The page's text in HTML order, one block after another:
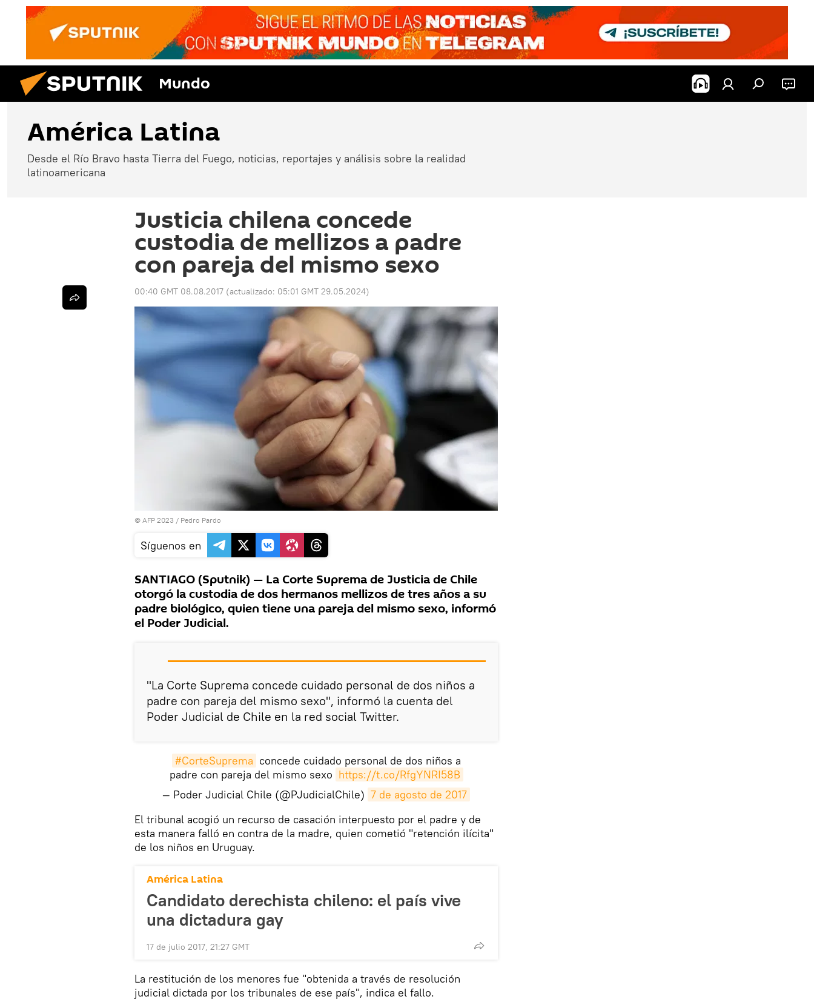
Mundo
América Latina
Desde el Río Bravo hasta Tierra del Fuego, noticias, reportajes y análisis sobre la realidad
latinoamericana
Justicia chilena concede
custodia de mellizos a padre
con pareja del mismo sexo
00:40 GMT 08.08.2017 (actualizado: 05:01 GMT 29.05.2024)
© AFP 2023 / Pedro Pardo
Síguenos en
SANTIAGO (Sputnik) — La Corte Suprema de Justicia de Chile
otorgó la custodia de dos hermanos mellizos de tres años a su
padre biológico, quien tiene una pareja del mismo sexo, informó
el Poder Judicial.
"La Corte Suprema concede cuidado personal de dos niños a
padre con pareja del mismo sexo", informó la cuenta del
Poder Judicial de Chile en la red social Twitter.
#CorteSuprema concede cuidado personal de dos niños a
padre con pareja del mismo sexo https://t.co/RfgYNRI58B
— Poder Judicial Chile (@PJudicialChile) 7 de agosto de 2017
​El tribunal acogió un recurso de casación interpuesto por el padre y de
esta manera falló en contra de la madre, quien cometió "retención ilícita"
de los niños en Uruguay.
América Latina
Candidato derechista chileno: el país vive
una dictadura gay
17 de julio 2017, 21:27 GMT
La restitución de los menores fue "obtenida a través de resolución
judicial dictada por los tribunales de ese país", indica el fallo.